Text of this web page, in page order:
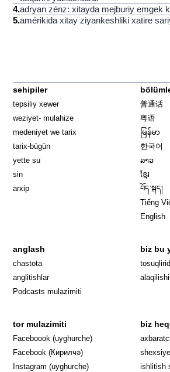
4.adryan zénz: xitayda mejburiy emgek
5.amérikida xitay ziyankeshliki xatire
sehipiler
tepsiliy xewer
weziyet- mulahize
medeniyet we tarix
tarix-bügün
yette su
sin
arxip
普通话
粤语
မြန်မာ
한국어
ລາວ
ខ្មែរ
བོད་སྐད།
Tiếng
English
anglash
chastota
anglitishlar
Podcasts mulazimiti
biz bu
tor mulazimiti
Faceboook (uyghurche) Opens in new window
Facebook (Кирилчә) Opens in new window
Instagram (uyghurche) Opens in new window
biz
ishlitish